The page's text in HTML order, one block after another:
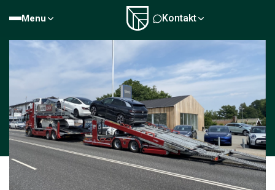
Menu Kontakt